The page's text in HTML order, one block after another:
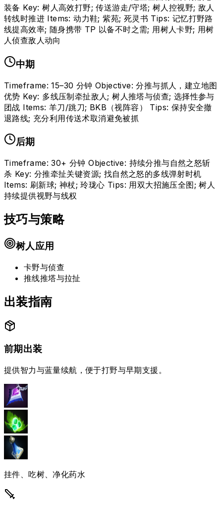
装备 Key: 树人高效打野; 传送游走/守塔; 树人控视野; 敌人
转线时推进 Items: 动力鞋; 紫苑; 死灵书 Tips: 记忆打野路
线提高效率; 随身携带 TP 以备不时之需; 用树人卡野; 用树
人侦查敌人动向
中期
Timeframe: 15–30 分钟 Objective: 分推与抓人，建立地图
优势 Key: 多线压制牵扯敌人; 树人推塔与侦查; 选择性参与
团战 Items: 羊刀/跳刀; BKB（视阵容） Tips: 保持安全撤
退路线; 充分利用传送术取消避免被抓
后期
Timeframe: 30+ 分钟 Objective: 持续分推与自然之怒斩
杀 Key: 分推牵扯关键资源; 找自然之怒的多线弹射时机
Items: 刷新球; 神杖; 玲珑心 Tips: 用双大招施压全图; 树人
持续提供视野与线权
技巧与策略
树人应用
卡野与侦查
推线推塔与拉扯
出装指南
前期出装
提供智力与蓝量续航，便于打野与早期支援。
挂件、吃树、净化药水